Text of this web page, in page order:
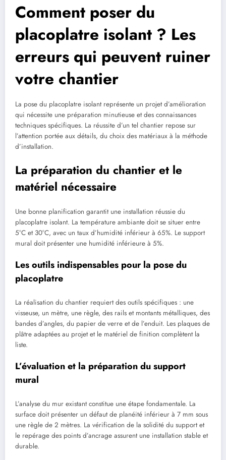
Comment poser du
placoplatre isolant ? Les
erreurs qui peuvent ruiner
votre chantier
La pose du placoplatre isolant représente un projet d’amélioration
qui nécessite une préparation minutieuse et des connaissances
techniques spécifiques. La réussite d’un tel chantier repose sur
l’attention portée aux détails, du choix des matériaux à la méthode
d’installation.
La préparation du chantier et le
matériel nécessaire
Une bonne planification garantit une installation réussie du
placoplatre isolant. La température ambiante doit se situer entre
5°C et 30°C, avec un taux d’humidité inférieur à 65%. Le support
mural doit présenter une humidité inférieure à 5%.
Les outils indispensables pour la pose du
placoplatre
La réalisation du chantier requiert des outils spécifiques : une
visseuse, un mètre, une règle, des rails et montants métalliques, des
bandes d’angles, du papier de verre et de l’enduit. Les plaques de
plâtre adaptées au projet et le matériel de finition complètent la
liste.
L’évaluation et la préparation du support
mural
L’analyse du mur existant constitue une étape fondamentale. La
surface doit présenter un défaut de planéité inférieur à 7 mm sous
une règle de 2 mètres. La vérification de la solidité du support et
le repérage des points d’ancrage assurent une installation stable et
durable.